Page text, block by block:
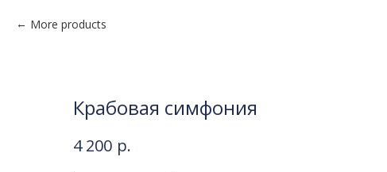
More products
Крабовая симфония
4 200 р.